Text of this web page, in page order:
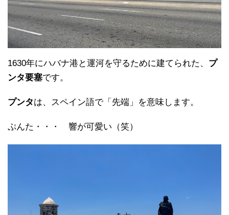
1630年にハバナ港と運河を守るために建てられた、 プ
ンタ要塞です。
プンタは、スペイン語で「先端」を意味します。
ぷんた・・・ 響が可愛い（笑）